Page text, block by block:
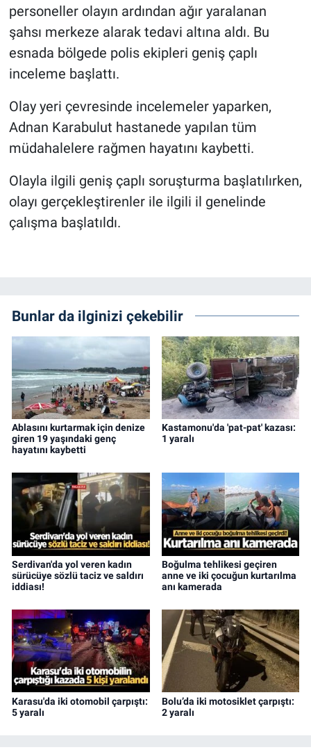
personeller olayın ardından ağır yaralanan
şahsı merkeze alarak tedavi altına aldı. Bu
esnada bölgede polis ekipleri geniş çaplı
inceleme başlattı.
Olay yeri çevresinde incelemeler yaparken,
Adnan Karabulut hastanede yapılan tüm
müdahalelere rağmen hayatını kaybetti.
Olayla ilgili geniş çaplı soruşturma başlatılırken,
olayı gerçekleştirenler ile ilgili il genelinde
çalışma başlatıldı.
Bunlar da ilginizi çekebilir
Ablasını kurtarmak için denize
giren 19 yaşındaki genç
hayatını kaybetti
Kastamonu'da 'pat-pat' kazası:
1 yaralı
Serdivan'da yol veren kadın
sürücüye sözlü taciz ve saldırı
iddiası!
Boğulma tehlikesi geçiren
anne ve iki çocuğun kurtarılma
anı kamerada
Karasu'da iki otomobil çarpıştı:
5 yaralı
Bolu’da iki motosiklet çarpıştı:
2 yaralı